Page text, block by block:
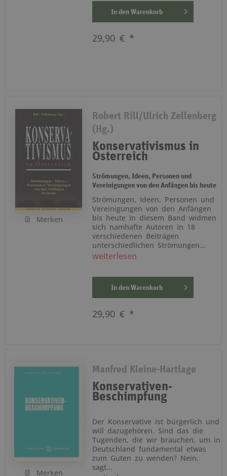
In den Warenkorb
29,90 € *
Merken
Robert Rill/Ulrich Zellenberg
(Hg.)
Konservativismus in
Österreich
Strömungen, Ideen, Personen und
Vereinigungen von den Anfängen bis heute
Strömungen, Ideen, Personen und
Vereinigungen von den Anfängen
bis heute In diesem Band widmen
sich namhafte Autoren in 18
verschiedenen Beiträgen
unterschiedlichen Strömungen...
weiterlesen
In den Warenkorb
29,90 € *
Merken
Manfred Kleine-Hartlage
Konservativen-
Beschimpfung
Der Konservative ist bürgerlich und
will dazugehören. Sind das die
Tugenden, die wir brauchen, um in
Deutschland fundamental etwas
zum Guten zu wenden? Nein,
sagt...